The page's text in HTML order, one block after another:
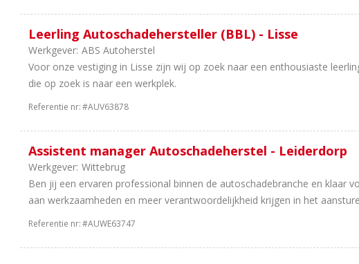
Leerling Autoschadehersteller (BBL) - Lisse
Werkgever: ABS Autoherstel
Voor onze vestiging in Lisse zijn wij op zoek naar een enthousiaste
die op zoek is naar een werkplek.
Referentie nr:#AUV63878
Assistent manager Autoschadeherstel - Leiderdorp
Werkgever: Wittebrug
Ben jij een ervaren professional binnen de autoschadebranche en klaar
aan werkzaamheden en meer verantwoordelijkheid krijgen in het
Referentie nr:#AUWE63747